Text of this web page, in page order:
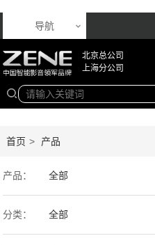
导航
北京总公司
上海分公司
首页 > 产品
产品： 全部
音响产品
分类： 全部